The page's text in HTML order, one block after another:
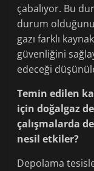
çabalıyor. Bu
durum
gazı farklı
güvenliğini
edeceği
Temin edilen
için doğalgaz
çalışmalarda
nesil etkiler?
Depolama